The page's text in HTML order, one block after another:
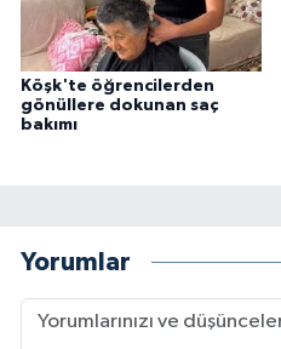
Köşk'te öğrencilerden
gönüllere dokunan saç
bakımı
Yorumlar